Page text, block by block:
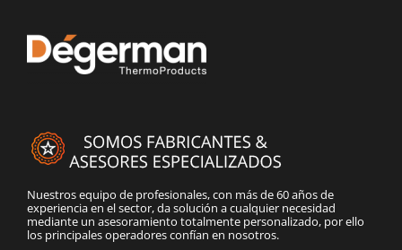
Nuestros equipo de profesionales, con más de 60 años de
experiencia en el sector, da solución a cualquier necesidad
mediante un asesoramiento totalmente personalizado, por ello
los principales operadores confían en nosotros.